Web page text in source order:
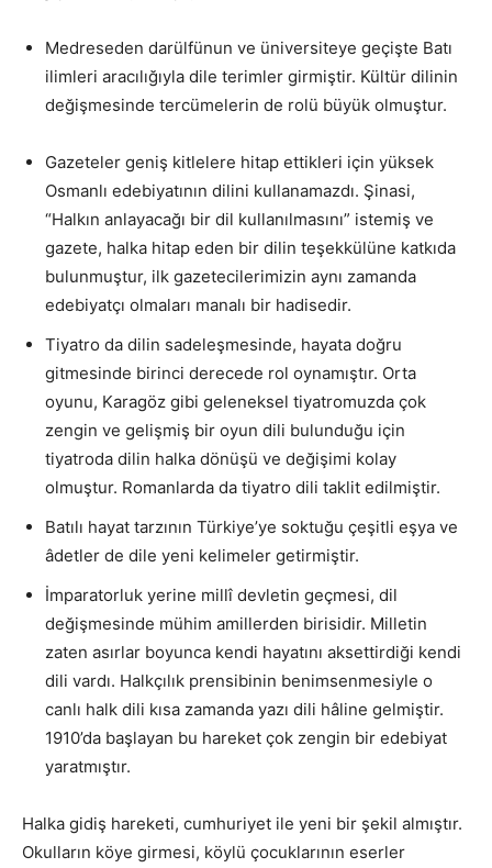
Medreseden darülfünun ve üniversiteye geçişte Batı
ilimleri aracılığıyla dile terimler girmiştir. Kültür dilinin
değişmesinde tercümelerin de rolü büyük olmuştur.
Gazeteler geniş kitlelere hitap ettikleri için yüksek
Osmanlı edebiyatının dilini kullanamazdı. Şinasi,
“Halkın anlayacağı bir dil kullanılmasını” istemiş ve
gazete, halka hitap eden bir dilin teşekkülüne katkıda
bulunmuştur, ilk gazetecilerimizin aynı zamanda
edebiyatçı olmaları manalı bir hadisedir.
Tiyatro da dilin sadeleşmesinde, hayata doğru
gitmesinde birinci derecede rol oynamıştır. Orta
oyunu, Karagöz gibi geleneksel tiyatromuzda çok
zengin ve gelişmiş bir oyun dili bulunduğu için
tiyatroda dilin halka dönüşü ve değişimi kolay
olmuştur. Romanlarda da tiyatro dili taklit edilmiştir.
Batılı hayat tarzının Türkiye’ye soktuğu çeşitli eşya ve
âdetler de dile yeni kelimeler getirmiştir.
İmparatorluk yerine millî devletin geçmesi, dil
değişmesinde mühim amillerden birisidir. Milletin
zaten asırlar boyunca kendi hayatını aksettirdiği kendi
dili vardı. Halkçılık prensibinin benimsenmesiyle o
canlı halk dili kısa zamanda yazı dili hâline gelmiştir.
1910’da başlayan bu hareket çok zengin bir edebiyat
yaratmıştır.
Halka gidiş hareketi, cumhuriyet ile yeni bir şekil almıştır.
Okulların köye girmesi, köylü çocuklarının eserler